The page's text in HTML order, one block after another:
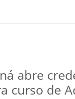
abre
curso de